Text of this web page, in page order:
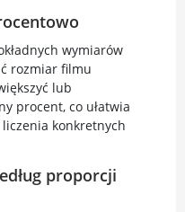
wymiarów
rozmiar filmu
lub
procent, co ułatwia
konkretnych
proporcji